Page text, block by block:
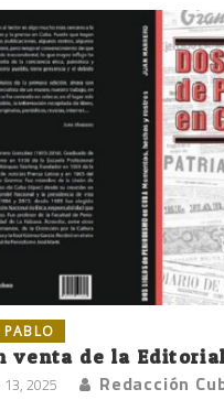
PABLO
venta de la
2025 Redacción